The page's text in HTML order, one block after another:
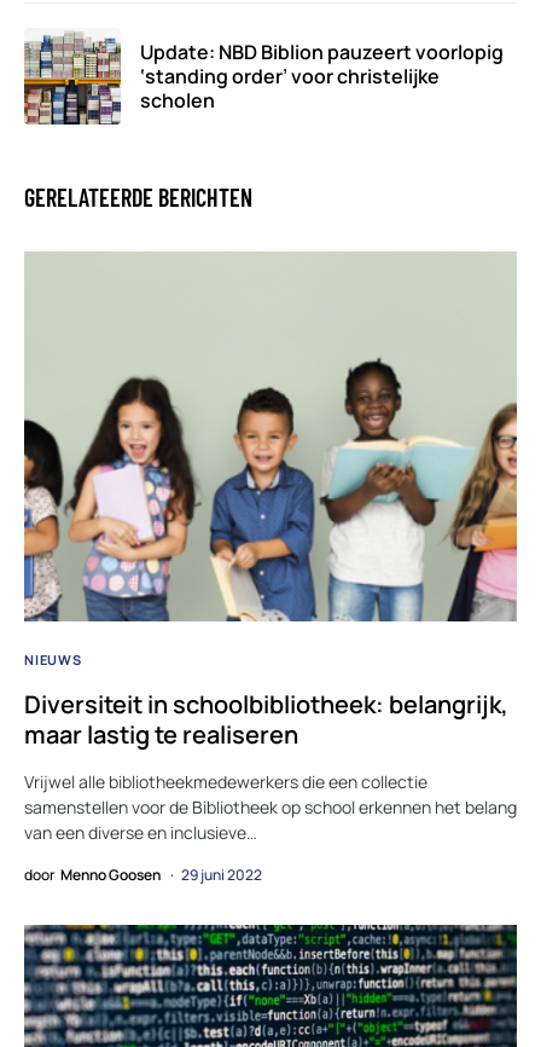
Update: NBD Biblion pauzeert voorlopig
‘standing order’ voor christelijke
scholen
GERELATEERDE BERICHTEN
NIEUWS
Diversiteit in schoolbibliotheek: belangrijk,
maar lastig te realiseren
Vrijwel alle bibliotheekmedewerkers die een collectie
samenstellen voor de Bibliotheek op school erkennen het belang
van een diverse en inclusieve…
door Menno Goosen 29 juni 2022